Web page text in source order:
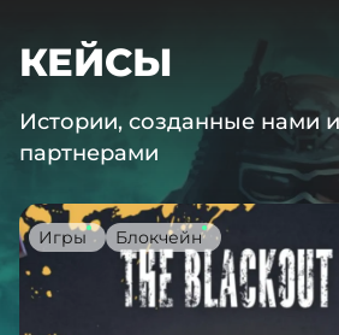
КЕЙСЫ
Истории, созданные нами
партнерами
Игры Блокчейн